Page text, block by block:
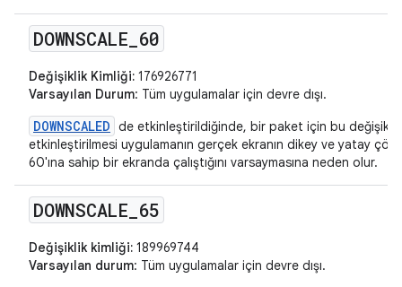
DOWNSCALE 60
Değişiklik Kimliği: 176926771
Varsayılan Durum: Tüm uygulamalar için devre dışı.
DOWNSCALED de etkinleştirildiğinde, bir paket için bu
etkinleştirilmesi uygulamanın gerçek ekranın dikey ve yatay
60'ına sahip bir ekranda çalıştığını varsaymasına neden olur.
DOWNSCALE 65
Değişiklik kimliği: 189969744
Varsayılan durum: Tüm uygulamalar için devre dışı.